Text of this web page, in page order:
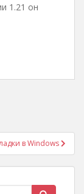
1.21 он
в Windows